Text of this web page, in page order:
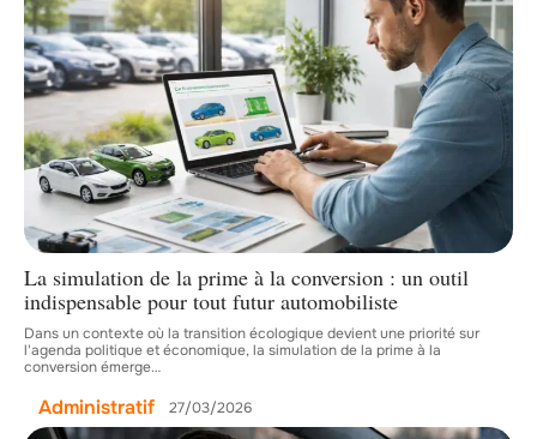
La simulation de la prime à la conversion : un outil
indispensable pour tout futur automobiliste
Dans un contexte où la transition écologique devient une priorité sur
l'agenda politique et économique, la simulation de la prime à la
conversion émerge…
Administratif 27/03/2026